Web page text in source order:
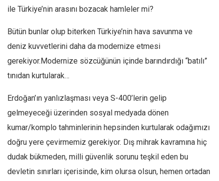
ile Türkiye’nin arasını bozacak hamleler mi?
Bütün bunlar olup biterken Türkiye’nin hava savunma ve
deniz kuvvetlerini daha da modernize etmesi
gerekiyor.Modernize sözcüğünün içinde barındırdığı “batılı”
tınıdan kurtularak…
Erdoğan’ın yanlızlaşması veya S-400’lerin gelip
gelmeyeceği üzerinden sosyal medyada dönen
kumar/komplo tahminlerinin hepsinden kurtularak odağımızı
doğru yere çevirmemiz gerekiyor. Dış mihrak kavramına hiç
dudak bükmeden, milli güvenlik sorunu teşkil eden bu
devletin sınırları içerisinde, kim olursa olsun, hemen ortadan